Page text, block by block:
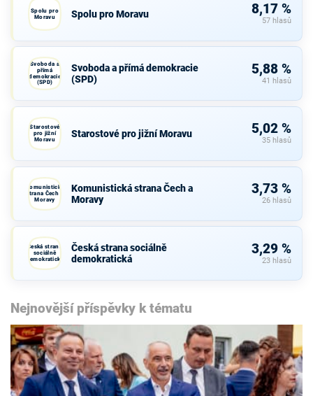
Spolu pro
Moravu
Spolu pro Moravu 8,17 %
57 hlasů
Svoboda a
přímá
demokracie
(SPD)
Svoboda a přímá demokracie
(SPD)
5,88 %
41 hlasů
Starostové
pro jižní
Moravu
Starostové pro jižní Moravu 5,02 %
35 hlasů
Komunistická
strana Čech a
Moravy
Komunistická strana Čech a
Moravy
3,73 %
26 hlasů
Česká strana
sociálně
demokratická
Česká strana sociálně
demokratická
3,29 %
23 hlasů
Nejnovější příspěvky k tématu